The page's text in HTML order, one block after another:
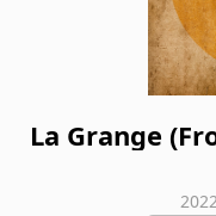
La Grange
l' Band From